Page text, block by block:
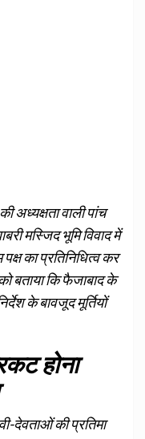
अध्यक्षता वाली पांच
मस्जिद भूमि विवाद में
का प्रतिनिधित्व कर
बताया कि फैजाबाद के
के बावजूद मूर्तियों
होना
देवताओं की प्रतिमा